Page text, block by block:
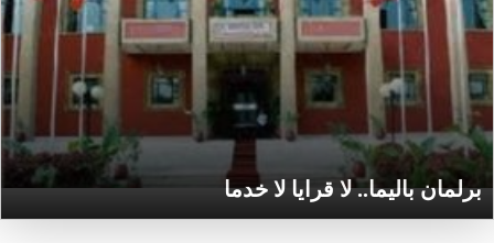
برلمان باليما.. لا قرايا لا خدما